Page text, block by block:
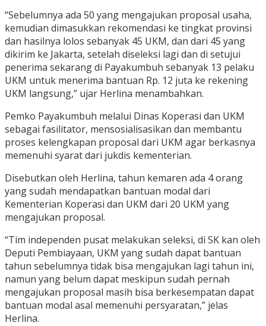
“Sebelumnya ada 50 yang mengajukan proposal usaha,
kemudian dimasukkan rekomendasi ke tingkat provinsi
dan hasilnya lolos sebanyak 45 UKM, dan dari 45 yang
dikirim ke Jakarta, setelah diseleksi lagi dan di setujui
penerima sekarang di Payakumbuh sebanyak 13 pelaku
UKM untuk menerima bantuan Rp. 12 juta ke rekening
UKM langsung,” ujar Herlina menambahkan.
Pemko Payakumbuh melalui Dinas Koperasi dan UKM
sebagai fasilitator, mensosialisasikan dan membantu
proses kelengkapan proposal dari UKM agar berkasnya
memenuhi syarat dari jukdis kementerian.
Disebutkan oleh Herlina, tahun kemaren ada 4 orang
yang sudah mendapatkan bantuan modal dari
Kementerian Koperasi dan UKM dari 20 UKM yang
mengajukan proposal.
“Tim independen pusat melakukan seleksi, di SK kan oleh
Deputi Pembiayaan, UKM yang sudah dapat bantuan
tahun sebelumnya tidak bisa mengajukan lagi tahun ini,
namun yang belum dapat meskipun sudah pernah
mengajukan proposal masih bisa berkesempatan dapat
bantuan modal asal memenuhi persyaratan,” jelas
Herlina.